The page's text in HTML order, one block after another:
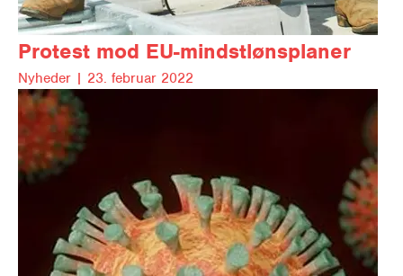
Protest mod EU-mindstlønsplaner
Nyheder | 23. februar 2022